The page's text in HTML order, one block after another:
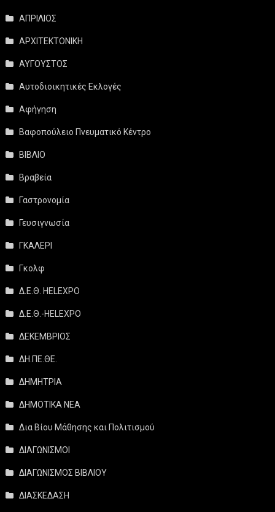
ΑΠΡΙΛΙΟΣ
ΑΡΧΙΤΕΚΤΟΝΙΚΗ
ΑΥΓΟΥΣΤΟΣ
Αυτοδιοικητικές Εκλογές
Αφήγηση
Βαφοπούλειο Πνευματικό Κέντρο
ΒΙΒΛΙΟ
Βραβεία
Γαστρονομία
Γευσιγνωσία
ΓΚΑΛΕΡΙ
Γκολφ
Δ.Ε.Θ. HELEXPO
Δ.Ε.Θ.-HELEXPO
ΔΕΚΕΜΒΡΙΟΣ
ΔΗ.ΠΕ.ΘΕ.
ΔΗΜΗΤΡΙΑ
ΔΗΜΟΤΙΚΑ ΝΕΑ
Δια Βίου Μάθησης και Πολιτισμού
ΔΙΑΓΩΝΙΣΜΟΙ
ΔΙΑΓΩΝΙΣΜΟΣ ΒΙΒΛΙΟΥ
ΔΙΑΣΚΕΔΑΣΗ